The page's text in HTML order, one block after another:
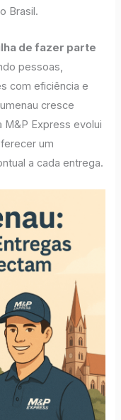
Brasil.
de fazer parte
pessoas,
com eficiência e
cresce
M&P Express evolui
um
a cada entrega.